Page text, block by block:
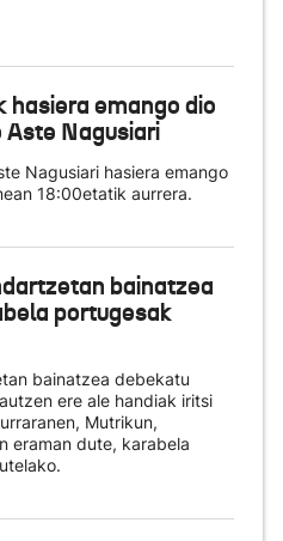
hasiera emango dio
Nagusiari
Nagusiari hasiera emango
18:00etatik aurrera.
bainatzea
portugesak
bainatzea debekatu
ere ale handiak iritsi
Mutrikun,
eraman dute, karabela